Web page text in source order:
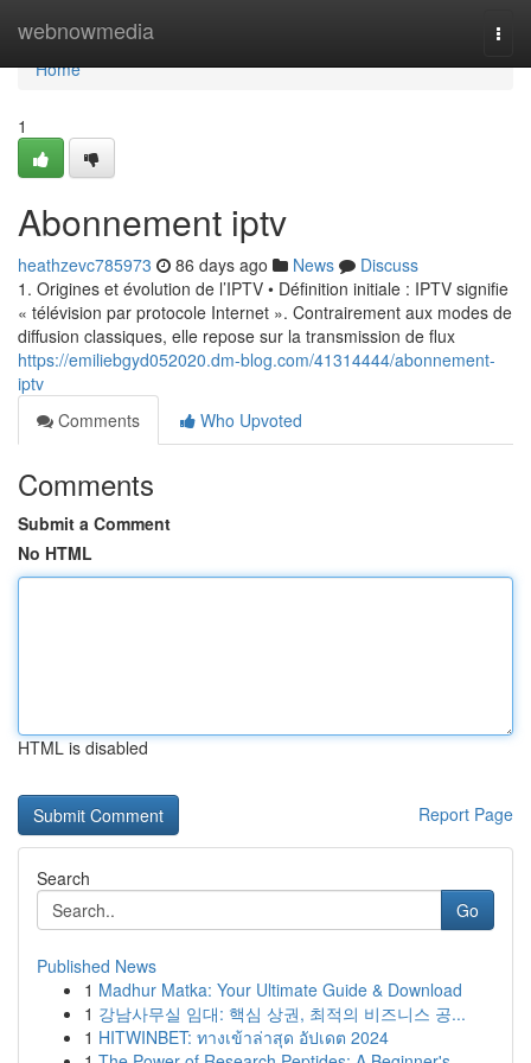
webnowmedia
Home
Home
1
Abonnement iptv
heathzevc785973 86 days ago News
Discuss
1. Origines et évolution de l’IPTV • Définition initiale : IPTV signifie
« télévision par protocole Internet ». Contrairement aux modes de
diffusion classiques, elle repose sur la transmission de flux
https://emiliebgyd052020.dm-blog.com/41314444/abonnement-
iptv
Comments
Who Upvoted
Comments
Submit a Comment
No HTML
HTML is disabled
Report Page
Search
Go
Published News
1 Madhur Matka: Your Ultimate Guide & Download
1 강남사무실 임대: 핵심 상권, 최적의 비즈니스 공...
1 HITWINBET: ทางเข้าล่าสุด อัปเดต 2024